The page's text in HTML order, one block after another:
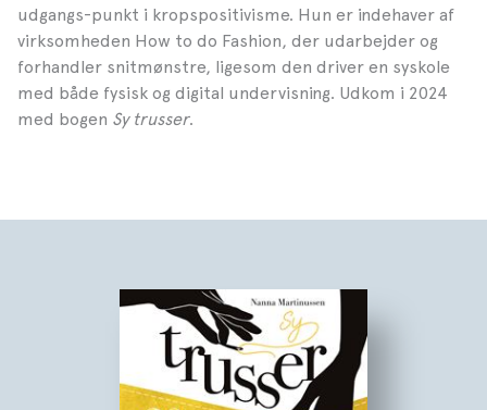
udgangs-punkt i kropspositivisme. Hun er indehaver af
virksomheden How to do Fashion, der udarbejder og
forhandler snitmønstre, ligesom den driver en syskole
med både fysisk og digital undervisning. Udkom i 2024
med bogen Sy trusser.